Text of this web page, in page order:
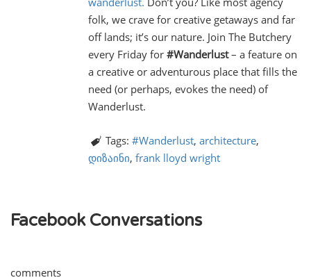
folk, we crave for creative getaways and far
off lands; it’s our nature. Join The Butchery
every Friday for #Wanderlust– a feature on
a creative or adventurous place that fills the
need (or perhaps, evokes the need) of
Wanderlust.
Tags: #Wanderlust, architecture,
დიზაინი, frank lloyd wright
Facebook Conversations
comments